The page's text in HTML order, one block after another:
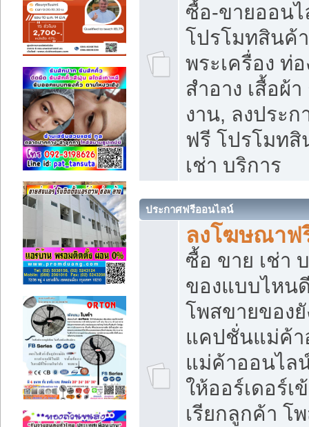
ซื้อ-ขายออน
โปรโมทสินค้
พระเครื่อง ท่อ
สำอาง เสื้อผ้
งาน, ลงประ
ฟรี โปรโมท
เช่า บริการ
ประกาศฟรีออนไลน์
ลงโฆษณาฟ
ซื้อ ขาย เช่า
ของแบบไหน
โพสขายของยั
แคปชั่นแม่ค้
แม่ค้าออนไล
ให้ออร์เดอร์เ
เรียกลูกค้า โ